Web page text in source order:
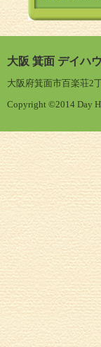
大阪 箕面 デイハ
大阪府箕面市百楽荘2
Copyright ©2014 Day